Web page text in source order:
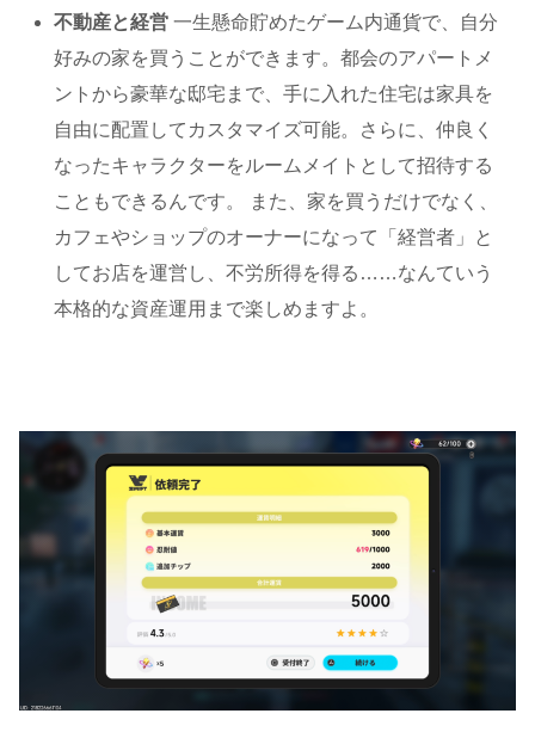
不動産と経営 一生懸命貯めたゲーム内通貨で、自分
好みの家を買うことができます。都会のアパートメ
ントから豪華な邸宅まで、手に入れた住宅は家具を
自由に配置してカスタマイズ可能。さらに、仲良く
なったキャラクターをルームメイトとして招待する
こともできるんです。 また、家を買うだけでなく、
カフェやショップのオーナーになって「経営者」と
してお店を運営し、不労所得を得る……なんていう
本格的な資産運用まで楽しめますよ。